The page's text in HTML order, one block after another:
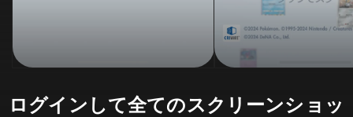
ログインして全てのスクリーンショッ